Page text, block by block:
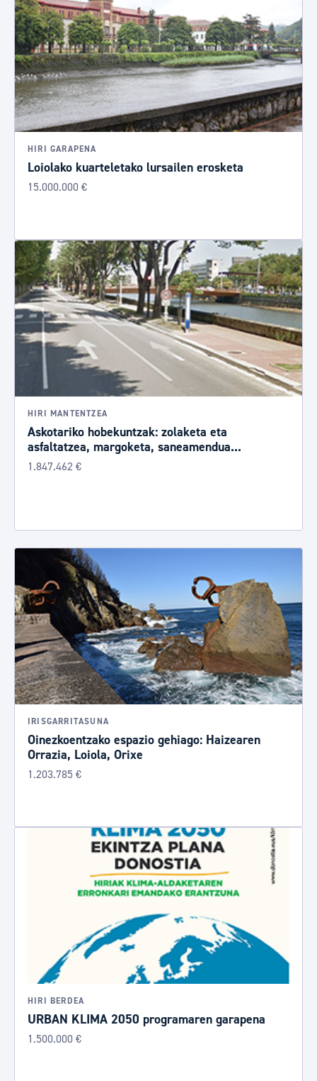
HIRI GARAPENA
Loiolako kuarteletako lursailen erosketa
15.000.000 €
HIRI MANTENTZEA
Askotariko hobekuntzak: zolaketa eta
asfaltatzea, margoketa, saneamendua...
1.847.462 €
IRISGARRITASUNA
Oinezkoentzako espazio gehiago: Haizearen
Orrazia, Loiola, Orixe
1.203.785 €
HIRI BERDEA
URBAN KLIMA 2050 programaren garapena
1.500.000 €